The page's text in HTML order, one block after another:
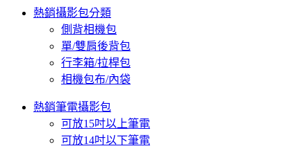
熱銷攝影包分類
側背相機包
單/雙肩後背包
行李箱/拉桿包
相機包布/內袋
熱銷筆電攝影包
可放15吋以上筆電
可放14吋以下筆電